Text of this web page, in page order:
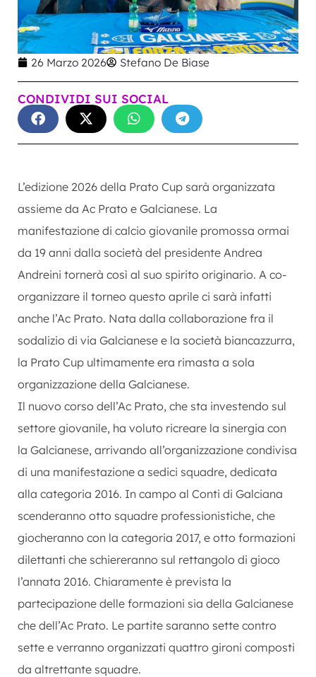
26 Marzo 2026 Stefano De Biase
CONDIVIDI SUI SOCIAL
L’edizione 2026 della Prato Cup sarà organizzata
assieme da Ac Prato e Galcianese. La
manifestazione di calcio giovanile promossa ormai
da 19 anni dalla società del presidente Andrea
Andreini tornerà così al suo spirito originario. A co-
organizzare il torneo questo aprile ci sarà infatti
anche l’Ac Prato. Nata dalla collaborazione fra il
sodalizio di via Galcianese e la società biancazzurra,
la Prato Cup ultimamente era rimasta a sola
organizzazione della Galcianese.
Il nuovo corso dell’Ac Prato, che sta investendo sul
settore giovanile, ha voluto ricreare la sinergia con
la Galcianese, arrivando all’organizzazione condivisa
di una manifestazione a sedici squadre, dedicata
alla categoria 2016. In campo al Conti di Galciana
scenderanno otto squadre professionistiche, che
giocheranno con la categoria 2017, e otto formazioni
dilettanti che schiereranno sul rettangolo di gioco
l’annata 2016. Chiaramente è prevista la
partecipazione delle formazioni sia della Galcianese
che dell’Ac Prato. Le partite saranno sette contro
sette e verranno organizzati quattro gironi composti
da altrettante squadre.